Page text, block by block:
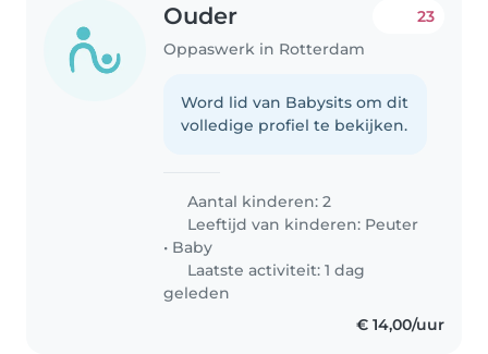
Ouder
Oppaswerk in Rotterdam
23
Word lid van Babysits om dit
volledige profiel te bekijken.
Aantal kinderen: 2
Leeftijd van kinderen: Peuter
• Baby
Laatste activiteit: 1 dag
geleden
€ 14,00/uur